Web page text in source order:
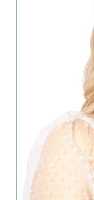
Beschreibung
Beratung
Retoure &
Rezensionen
mychoice-